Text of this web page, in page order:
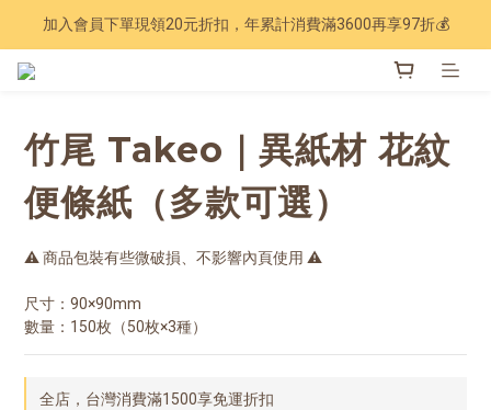
Have a nice trip 🧳 2027手帳季 準備登場
加入會員下單現領20元折扣，年累計消費滿3600再享97折💰
竹尾 Takeo｜異紙材 花紋
便條紙（多款可選）
⚠️ 商品包裝有些微破損、不影響內頁使用 ⚠️
尺寸：90×90mm
數量：150枚（50枚×3種）
全店，台灣消費滿1500享免運折扣